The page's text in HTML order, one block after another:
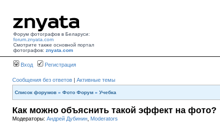
Форум фотографов в Беларуси:
forum.znyata.com
Смотрите также основной портал
фотографов: znyata.com
Вход Регистрация
Сообщения без ответов | Активные темы
Список форумов » Фото Форум » Учебка
Как можно объяснить такой эффект на фото?
Модераторы: Андрей Дубинин Moderators